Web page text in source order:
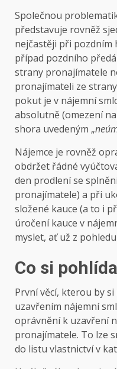
Společnou
představuje rovněž
nejčastěji při pozdním
případ pozdního
strany pronajímatele
pronajímateli ze
pokut je v nájemní
absolutně (omezení
shora uvedeným „
Nájemce je rovněž
obdržet řádné
den prodlení se
pronajímatele) a při
složené kauce (a to i
úročení kauce v
myslet, ať už z
Co si
První věcí, kterou by
uzavřením nájemní
oprávnění k uzavření
pronajímatele. To lze
do listu vlastnictví v